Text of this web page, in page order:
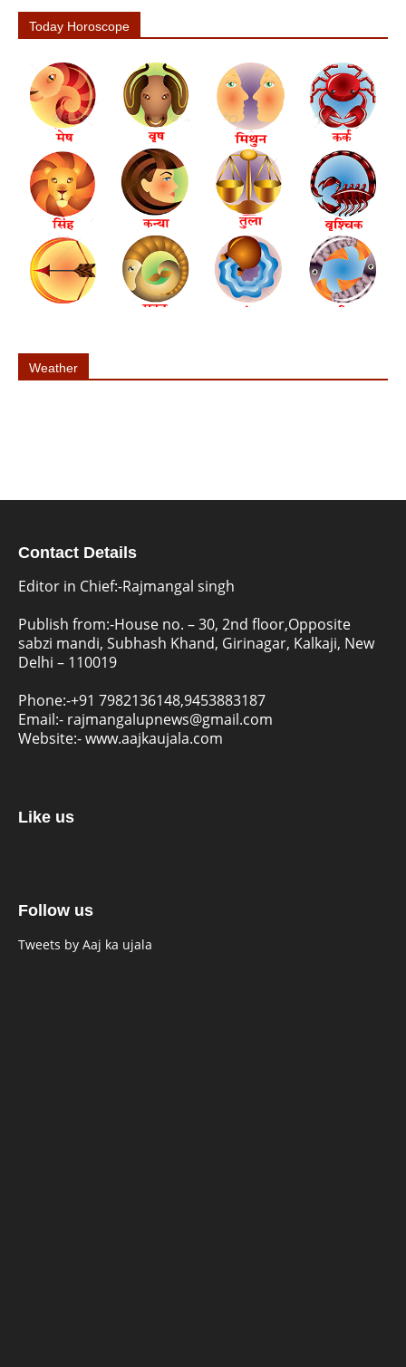
Today Horoscope
Weather
Contact Details
Editor in Chief:-Rajmangal singh
Publish from:-House no. – 30, 2nd floor,Opposite
sabzi mandi, Subhash Khand, Girinagar, Kalkaji, New
Delhi – 110019
Phone:-+91 7982136148,9453883187
Email:- rajmangalupnews@gmail.com
Website:-www.aajkaujala.com
Like us
Follow us
Tweets by Aaj ka ujala